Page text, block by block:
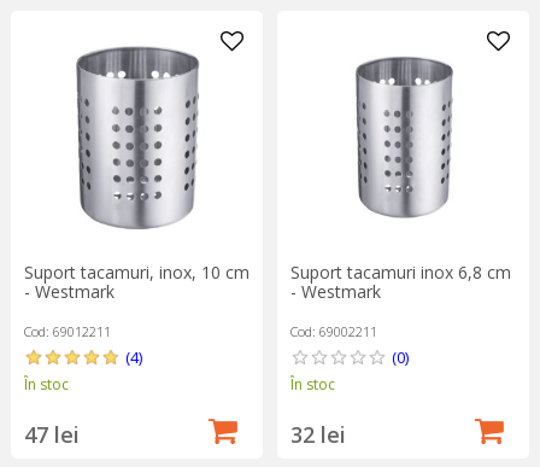
Suport tacamuri, inox, 10 cm
- Westmark
Cod: 69012211
(4)
În stoc
47 lei
Suport tacamuri inox 6,8 cm
- Westmark
Cod: 69002211
(0)
În stoc
32 lei